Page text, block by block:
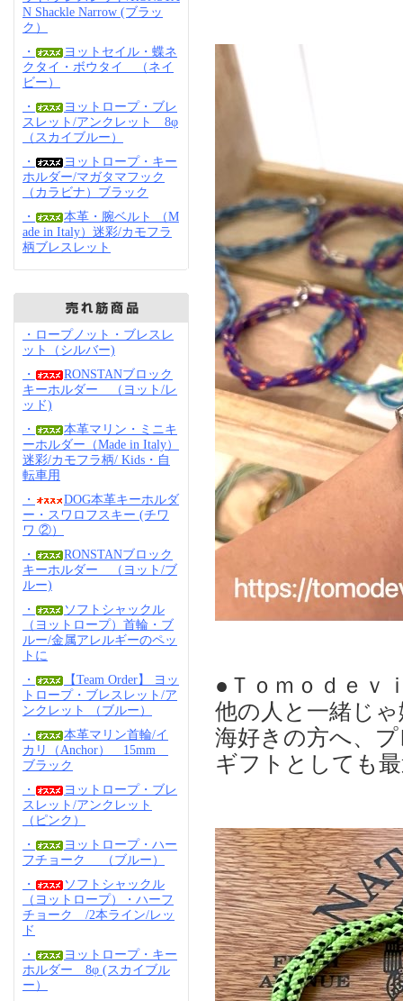
N Shackle Narrow (ブラッ
ク）
・
ヨットセイル・蝶ネ
クタイ・ボウタイ （ネイ
ビー）
・
ヨットロープ・ブレ
スレット/アンクレット 8φ
（スカイブルー）
・
ヨットロープ・キー
ホルダー/マガタマフック
（カラビナ）ブラック
・
本革・腕ベルト （M
ade in Italy）迷彩/カモフラ
柄ブレスレット
・ロープノット・ブレスレ
ット（シルバー)
・
RONSTANブロック
キーホルダー （ヨット/レ
ッド)
・
本革マリン・ミニキ
ーホルダー（Made in Italy）
迷彩/カモフラ柄/ Kids・自
転車用
・
DOG本革キーホルダ
ー・スワロフスキー (チワ
ワ ②）
・
RONSTANブロック
キーホルダー （ヨット/ブ
ルー)
・
ソフトシャックル
（ヨットロープ）首輪・ブ
ルー/金属アレルギーのペッ
トに
・
【Team Order】 ヨッ
トロープ・ブレスレット/ア
ンクレット （ブルー）
・
本革マリン首輪/イ
カリ（Anchor） 15mm
ブラック
・
ヨットロープ・ブレ
スレット/アンクレット
（ピンク）
・
ヨットロープ・ハー
フチョーク （ブルー）
・
ソフトシャックル
（ヨットロープ）・ハーフ
チョーク /2本ライン/レッ
ド
・
ヨットロープ・キー
ホルダー 8φ (スカイブル
ー）
●Ｔｏｍｏｄｅｖ
他の人と一緒じ
海好きの方へ、
ギフトとしても